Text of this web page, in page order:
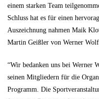
einem starken Team
Schluss hat es für einen
Auszeichnung nahmen Maik
Martin Geißler von Werner Wolf
“Wir bedanken uns bei Werner
seinen Mitgliedern für die
Programm. Die